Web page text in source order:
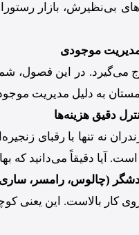
بی‌نظیرش، بازار
موجودی
می‌گیرد. در این فصول،
به دلیل مدیریت
دقیق هزینه‌ها
نه تنها با رقبای
است. آیا دقیقاً می‌دانید
(چالوس، رامسر،
کار بالاست. این